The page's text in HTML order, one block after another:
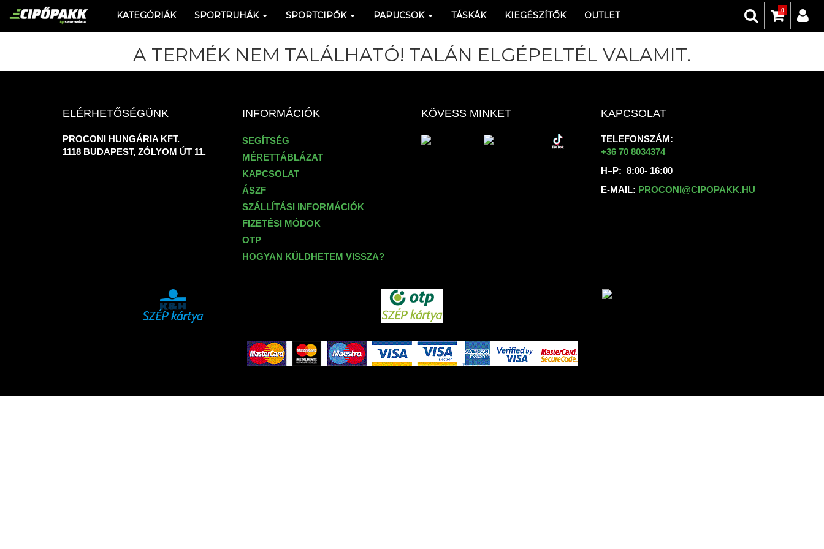
0
KATEGÓRIÁK SPORTRUHÁK SPORTCIPŐK PAPUCSOK TÁSKÁK KIEGÉSZÍTŐK OUTLET
A TERMÉK NEM TALÁLHATÓ! TALÁN ELGÉPELTÉL VALAMIT.
ELÉRHETŐSÉGÜNK
PROCONI HUNGÁRIA KFT.
1118 BUDAPEST, ZÓLYOM ÚT 11.
INFORMÁCIÓK
SEGÍTSÉG
MÉRETTÁBLÁZAT
KAPCSOLAT
ÁSZF
SZÁLLÍTÁSI INFORMÁCIÓK
FIZETÉSI MÓDOK
OTP
HOGYAN KÜLDHETEM VISSZA?
KÖVESS MINKET KAPCSOLAT
TELEFONSZÁM:
+36 70 8034374
H–P: 8:00- 16:00
E-MAIL: PROCONI@CIPOPAKK.HU